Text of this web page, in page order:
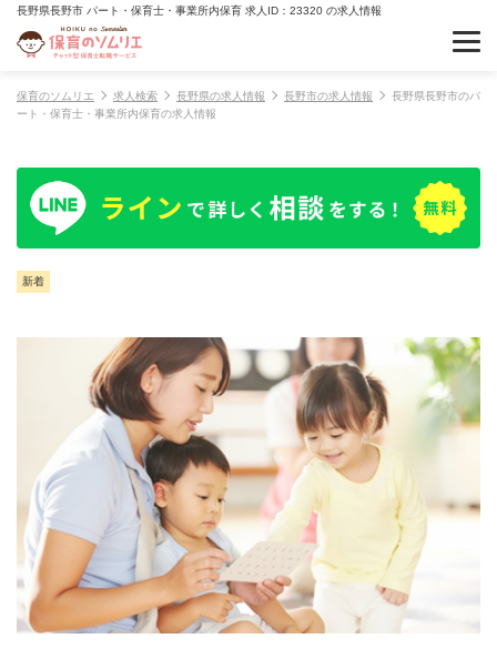
長野県長野市 パート・保育士・事業所内保育 求人ID：23320 の求人情報
保育のソムリエ 求人検索 長野県の求人情報 長野市の求人情報
長野県長野市のパ
ート・保育士・事業所内保育の求人情報
新着